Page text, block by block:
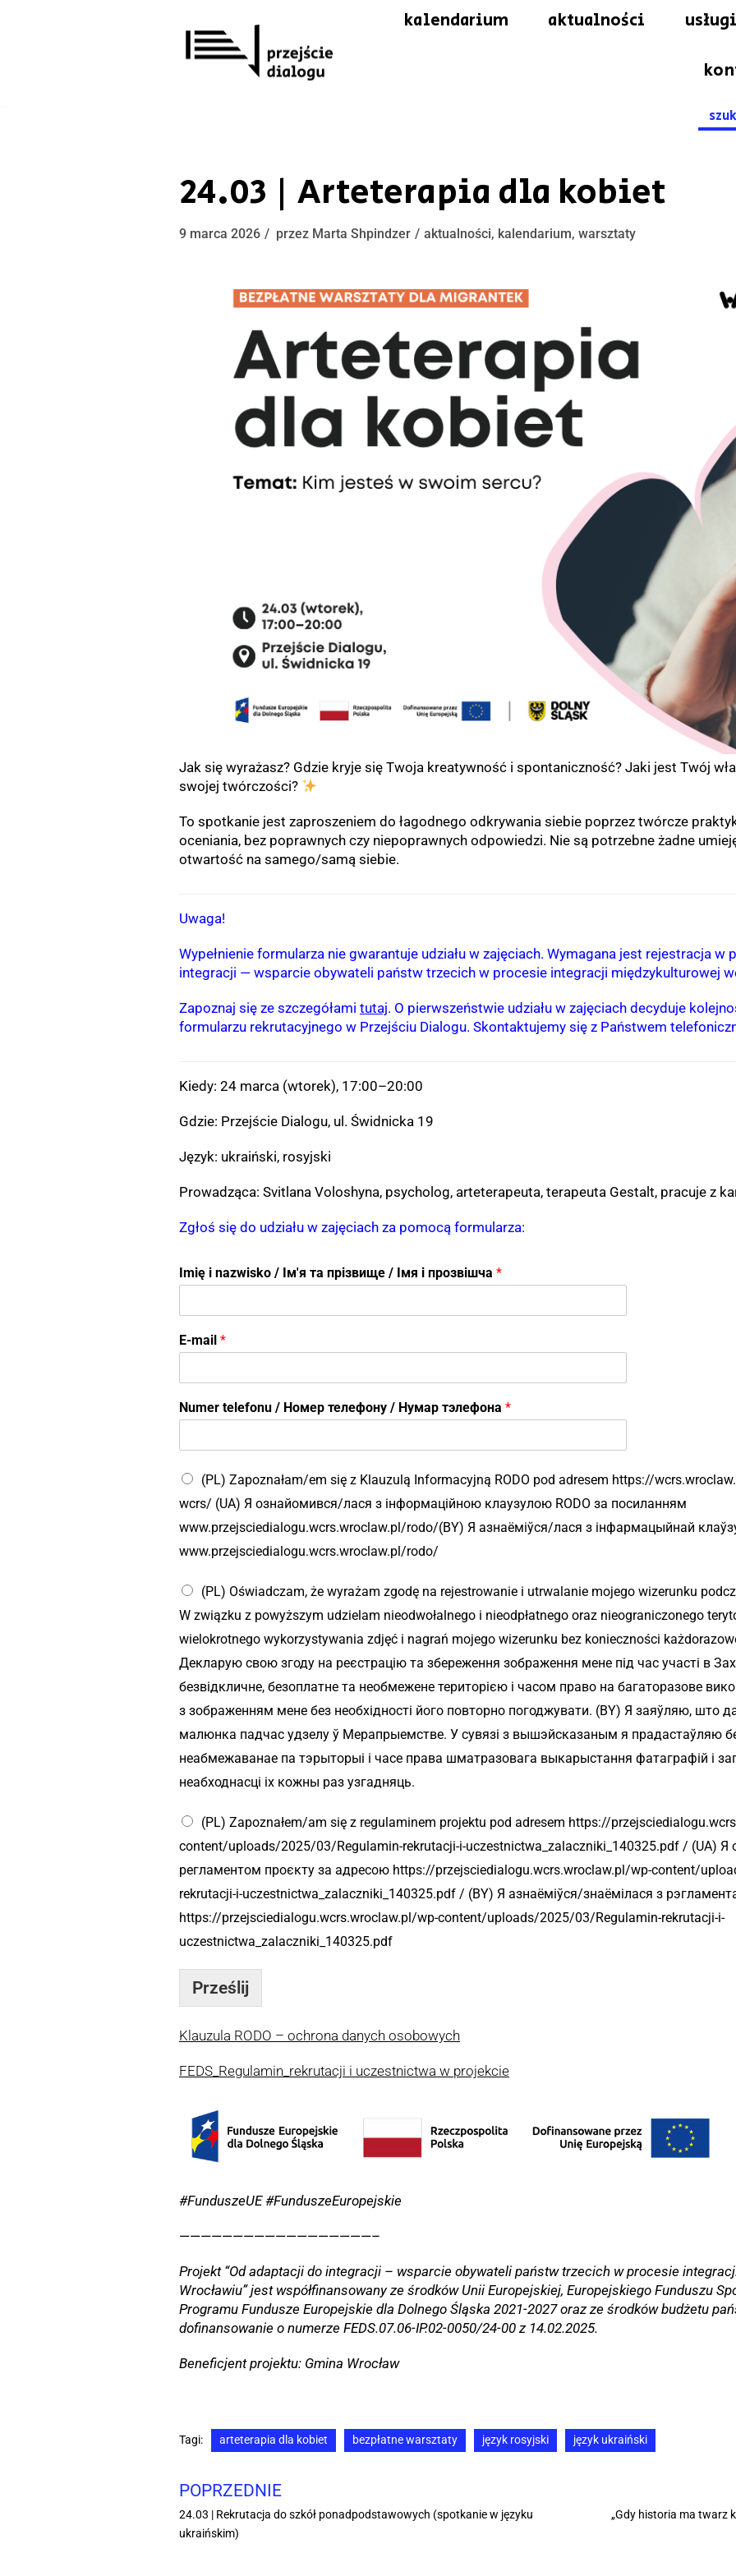
kalendarium aktualności
for:
24.03 | Arteterapia dla kobiet
9 marca 2026 przez Marta Shpindzer aktualności, kalendarium, warsztaty
Jak się wyrażasz? Gdzie kryje się Twoja kreatywność i spontaniczność? Jaki jest Twój
swojej twórczości?
To spotkanie jest zaproszeniem do łagodnego odkrywania siebie poprzez twórcze
oceniania, bez poprawnych czy niepoprawnych odpowiedzi. Nie są potrzebne żadne
otwartość na samego/samą siebie.
Uwaga!
Wypełnienie formularza nie gwarantuje udziału w zajęciach. Wymagana jest rejestracja w
integracji — wsparcie obywateli państw trzecich w procesie integracji międzykulturowej we
Zapoznaj się ze szczegółami tutaj. O pierwszeństwie udziału w zajęciach decyduje
formularzu rekrutacyjnego w Przejściu Dialogu. Skontaktujemy się z Państwem
Kiedy: 24 marca (wtorek), 17:00–20:00
Gdzie: Przejście Dialogu, ul. Świdnicka 19
Język: ukraiński, rosyjski
Prowadząca: Svitlana Voloshyna, psycholog, arteterapeuta, terapeuta Gestalt, pracuje z
Zgłoś się do udziału w zajęciach za pomocą formularza:
Imię i nazwisko / Ім'я та прізвище / Імя і прозвішча *
т
а
e
e
o
u
E-mail *
Numer telefonu / Номер телефону / Нумар тэлефона *
(PL) Zapoznałam/em się z Klauzulą Informacyjną RODO pod adresem https://
wcrs/ (UA) Я ознайомився/лася з інформаційною клаузулою RODO за посиланням
www.przejsciedialogu.wcrs.wroclaw.pl/rodo/(BY) Я азнаёміўся/лася з інфармацыйнай
www.przejsciedialogu.wcrs.wroclaw.pl/rodo/
(PL) Oświadczam, że wyrażam zgodę na rejestrowanie i utrwalanie mojego wizerunku
W związku z powyższym udzielam nieodwołalnego i nieodpłatnego oraz nieograniczonego
wielokrotnego wykorzystywania zdjęć i nagrań mojego wizerunku bez konieczności
Декларую свою згоду на реєстрацію та збереження зображення мене під час участі в
безвідкличне, безоплатне та необмежене територією і часом право на багаторазове
з зображенням мене без необхідності його повторно погоджувати. (BY) Я заяўляю, што
малюнка падчас удзелу ў Мерапрыемстве. У сувязі з вышэйсказаным я прадастаўляю
неабмежаванае па тэрыторыі і часе права шматразовага выкарыстання фатаграфій і
неабходнасці іх кожны раз узгадняць.
(PL) Zapoznałem/am się z regulaminem projektu pod adresem https://
content/uploads/2025/03/Regulamin-rekrutacji-i-uczestnictwa_zalaczniki_140325.pdf / (UA)
регламентом проєкту за адресою https://przejsciedialogu.wcrs.wroclaw.pl/wp-content/
rekrutacji-i-uczestnictwa_zalaczniki_140325.pdf / (BY) Я азнаёміўся/знаёмілася з
https://przejsciedialogu.wcrs.wroclaw.pl/wp-content/uploads/2025/03/Regulamin-rekrutacji-i-
uczestnictwa_zalaczniki_140325.pdf
Prześlij
Klauzula RODO – ochrona danych osobowych
FEDS_Regulamin_rekrutacji i uczestnictwa w projekcie
#FunduszeUE #FunduszeEuropejskie
——————————————————–
Projekt “Od adaptacji do integracji – wsparcie obywateli państw trzecich w procesie
Wrocławiu” jest współfinansowany ze środków Unii Europejskiej, Europejskiego Funduszu
Programu Fundusze Europejskie dla Dolnego Śląska 2021-2027 oraz ze środków budżetu
dofinansowanie o numerze FEDS.07.06-IP.02-0050/24-00 z 14.02.2025.
Beneficjent projektu: Gmina Wrocław
Tagi: arteterapia dla kobiet bezpłatne warsztaty język rosyjski język ukraiński
POPRZEDNIE
24.03 | Rekrutacja do szkół ponadpodstawowych (spotkanie w języku
ukraińskim)
„Gdy historia ma twarz